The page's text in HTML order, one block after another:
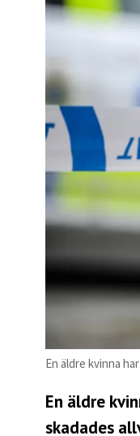
En äldre kvinna
En äldre
skadades